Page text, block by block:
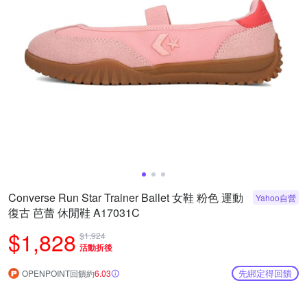
Converse Run Star Trainer Ballet 女鞋 粉色 運動
復古 芭蕾 休閒鞋 A17031C
$1,828 $1,924
活動折後
Yahoo自營
OPENPOINT回饋約6.03 先綁定得回饋